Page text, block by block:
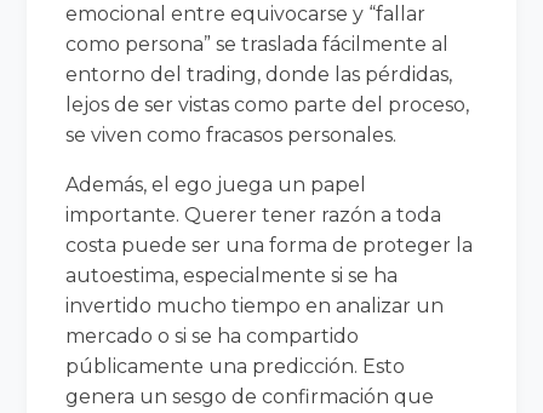
emocional entre equivocarse y “fallar
como persona” se traslada fácilmente al
entorno del trading, donde las pérdidas,
lejos de ser vistas como parte del proceso,
se viven como fracasos personales.
Además, el ego juega un papel
importante. Querer tener razón a toda
costa puede ser una forma de proteger la
autoestima, especialmente si se ha
invertido mucho tiempo en analizar un
mercado o si se ha compartido
públicamente una predicción. Esto
genera un sesgo de confirmación que